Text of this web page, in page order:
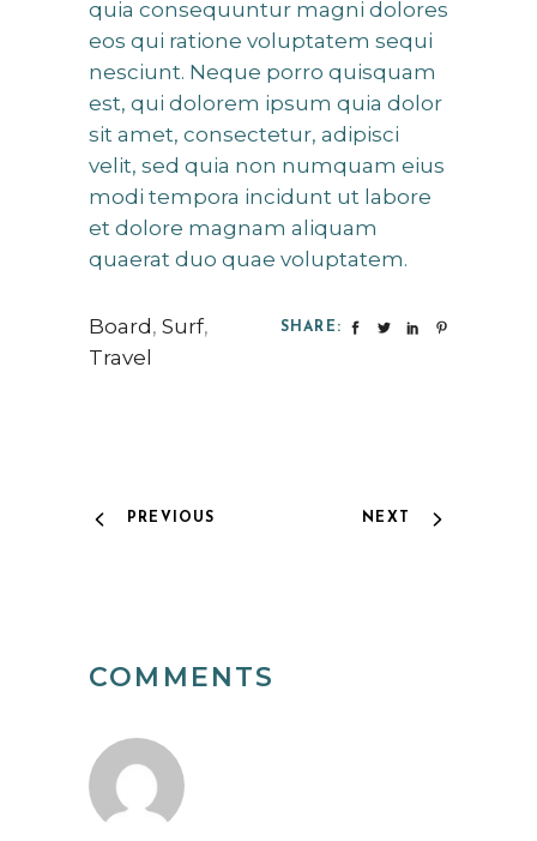
quia consequuntur magni dolores
eos qui ratione voluptatem sequi
nesciunt. Neque porro quisquam
est, qui dolorem ipsum quia dolor
sit amet, consectetur, adipisci
velit, sed quia non numquam eius
modi tempora incidunt ut labore
et dolore magnam aliquam
quaerat duo quae voluptatem.
Board , Surf,
Travel
SHARE:
PREVIOUS NEXT
COMMENTS